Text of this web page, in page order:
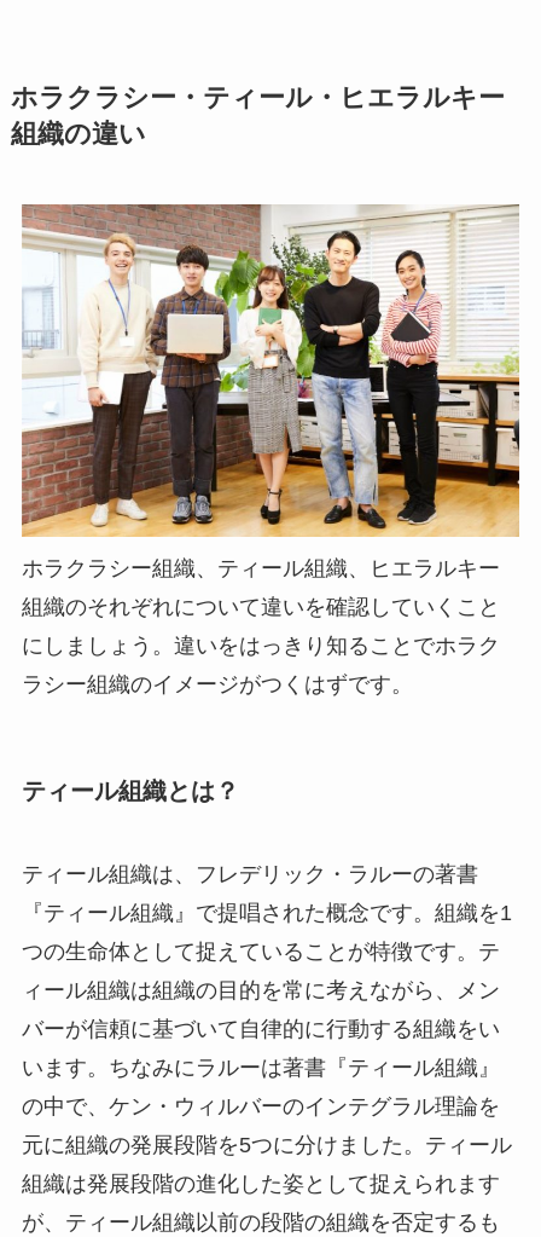
ホラクラシー・ティール・ヒエラルキー
組織の違い
ホラクラシー組織、ティール組織、ヒエラルキー
組織のそれぞれについて違いを確認していくこと
にしましょう。違いをはっきり知ることでホラク
ラシー組織のイメージがつくはずです。
ティール組織とは？
ティール組織は、フレデリック・ラルーの著書
『ティール組織』で提唱された概念です。組織を1
つの生命体として捉えていることが特徴です。テ
ィール組織は組織の目的を常に考えながら、メン
バーが信頼に基づいて自律的に行動する組織をい
います。ちなみにラルーは著書『ティール組織』
の中で、ケン・ウィルバーのインテグラル理論を
元に組織の発展段階を5つに分けました。ティール
組織は発展段階の進化した姿として捉えられます
が、ティール組織以前の段階の組織を否定するも